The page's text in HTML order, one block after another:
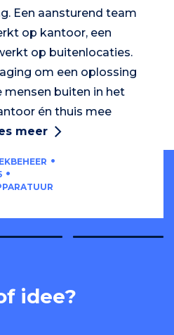
Een aansturend team
op kantoor, een
op buitenlocaties.
om een oplossing
mensen buiten in het
én thuis mee
meer
idee?